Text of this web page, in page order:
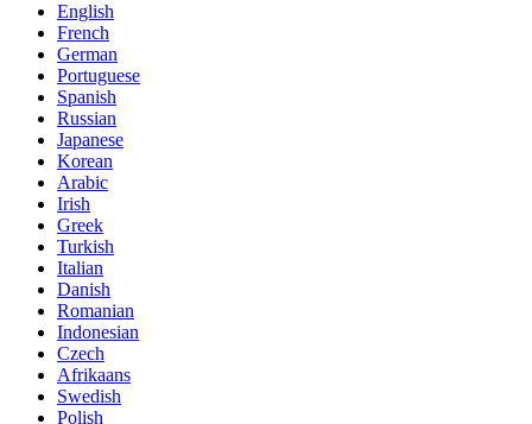
English
French
German
Portuguese
Spanish
Russian
Japanese
Korean
Arabic
Irish
Greek
Turkish
Italian
Danish
Romanian
Indonesian
Czech
Afrikaans
Swedish
Polish